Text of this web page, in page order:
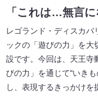
「これは…無言に
レゴランド・ディスカバ
ックの「遊びの力」を大
設です。今回は、天王寺
びの力」を通じて“いき
し、表現するきっかけを